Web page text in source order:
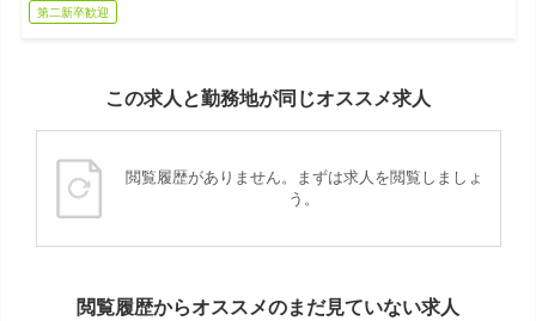
第二新卒歓迎
この求人と勤務地が同じオススメ求人
閲覧履歴がありません。まずは求人を閲覧しましょ
う。
閲覧履歴からオススメのまだ見ていない求人